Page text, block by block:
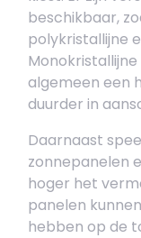
beschikbaar,
polykristallijne
algemeen een
duurder in
Daarnaast
zonnepanelen
hoger het
panelen
hebben op de